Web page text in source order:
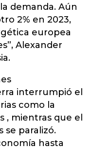
demanda. Aún
2% en 2023,
europea
Alexander
interrumpió el
como la
, mientras que el
se paralizó.
hasta